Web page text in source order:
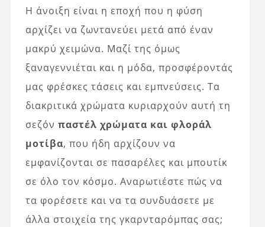
Η άνοιξη είναι η εποχή που η φύση
αρχίζει να ζωντανεύει μετά από έναν
μακρύ χειμώνα. Μαζί της όμως
ξαναγεννιέται και η μόδα, προσφέροντάς
μας φρέσκες τάσεις και εμπνεύσεις. Τα
διακριτικά χρώματα κυριαρχούν αυτή τη
σεζόν παστέλ χρώματα και φλοράλ
μοτίβα, που ήδη αρχίζουν να
εμφανίζονται σε πασαρέλες και μπουτίκ
σε όλο τον κόσμο. Αναρωτιέστε πώς να
τα φορέσετε και να τα συνδυάσετε με
άλλα στοιχεία της γκαρνταρόμπας σας;